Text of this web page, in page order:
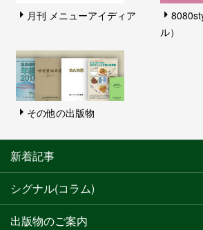
月刊 メニューアイディア
ル）
その他の出版物
新着記事
シグナル(コラム)
出版物のご案内